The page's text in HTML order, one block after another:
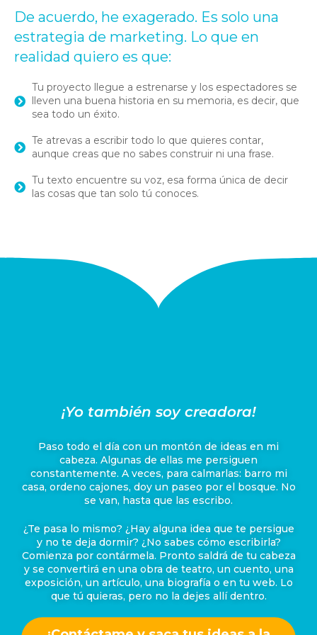
De acuerdo, he exagerado. Es solo una
estrategia de marketing. Lo que en
realidad quiero es que:
Tu proyecto llegue a estrenarse y los espectadores se
lleven una buena historia en su memoria, es decir, que
sea todo un éxito.
Te atrevas a escribir todo lo que quieres contar,
aunque creas que no sabes construir ni una frase.
Tu texto encuentre su voz, esa forma única de decir
las cosas que tan solo tú conoces.
¡Yo también soy creadora!
Paso todo el día con un montón de ideas en mi
cabeza. Algunas de ellas me persiguen
constantemente. A veces, para calmarlas: barro mi
casa, ordeno cajones, doy un paseo por el bosque. No
se van, hasta que las escribo.
¿Te pasa lo mismo? ¿Hay alguna idea que te persigue
y no te deja dormir? ¿No sabes cómo escribirla?
Comienza por contármela. Pronto saldrá de tu cabeza
y se convertirá en una obra de teatro, un cuento, una
exposición, un artículo, una biografía o en tu web. Lo
que tú quieras, pero no la dejes allí dentro.